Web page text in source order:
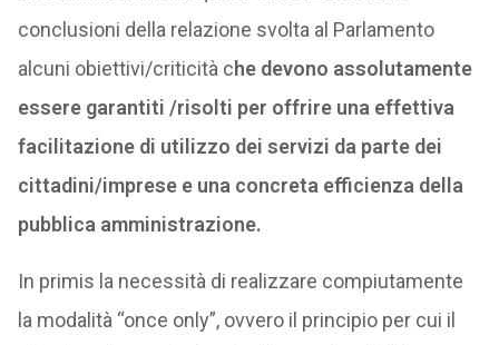
conclusioni della relazione svolta al Parlamento
alcuni obiettivi/criticità che devono assolutamente
essere garantiti /risolti per offrire una effettiva
facilitazione di utilizzo dei servizi da parte dei
cittadini/imprese e una concreta efficienza della
pubblica amministrazione.
In primis la necessità di realizzare compiutamente
la modalità “once only”, ovvero il principio per cui il